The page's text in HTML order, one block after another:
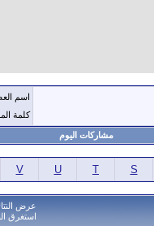
اسم
كلمة
مشاركات اليوم
S
T
U
V
عرض النتائج 1 إلى
استغرق